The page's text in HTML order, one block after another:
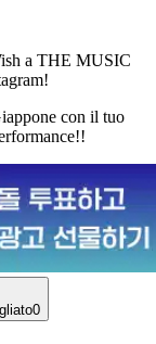
a THE MUSIC
con il tuo
0